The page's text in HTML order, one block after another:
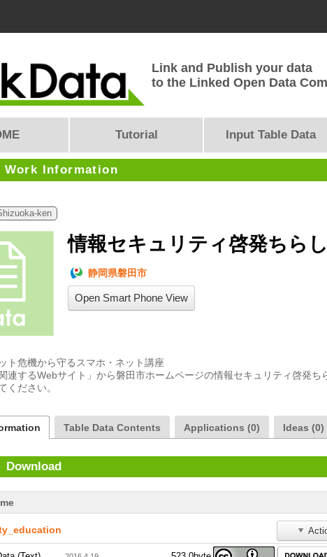
Link and Publish your data
to the Linked Open Data
Tutorial Input Table Data
Work Information
ken
情報セキュリティ啓発ちらし
静岡県磐田市
Open Smart Phone View
ト危機から守るスマホ・ネット講座
連するWebサイト」から磐田市ホームページの情報セキュリティ啓発ち
ください。
Table Data Contents Applications (0) Ideas (0)
Download